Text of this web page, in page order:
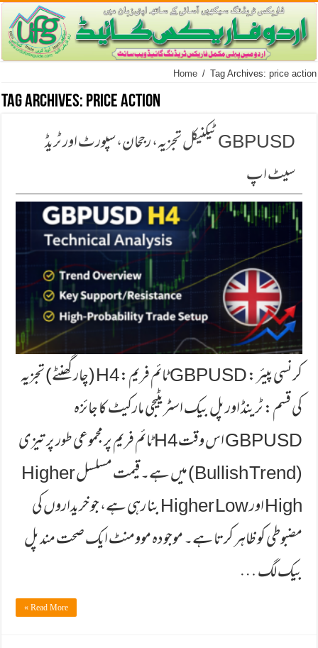
Home / Tag Archives: price action
Tag Archives: price action
GBPUSD ٹیکنیکل تجزیہ، رجحان، سپورٹ اور ٹریڈ
سیٹ اپ
کرنسی پیئر: GBPUSD ٹائم فریم: H4 (چار گھنٹے) تجزیہ
کی قسم: ٹرینڈ اور پل بیک اسٹریٹیجی مارکیٹ کا جائزہ
GBPUSD اس وقت H4 ٹائم فریم پر مجموعی طور پر تیزی
(Bullish Trend) میں ہے۔ قیمت مسلسل Higher
High اور Higher Low بنا رہی ہے، جو خریداروں کی
مضبوطی کو ظاہر کرتا ہے۔ موجودہ موومنٹ ایک صحت مند پل
بیک لگ …
Read More »